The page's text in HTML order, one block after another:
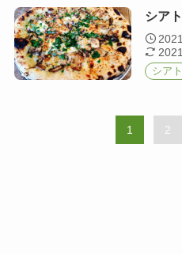
シア
シア
1 2